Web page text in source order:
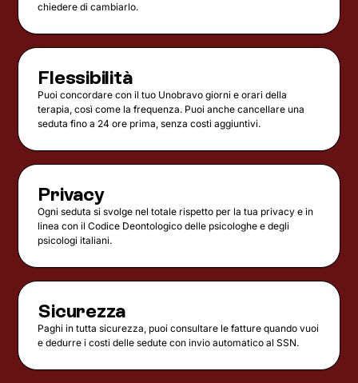
chiedere di cambiarlo.
Flessibilità
Puoi concordare con il tuo Unobravo giorni e orari della
terapia, così come la frequenza. Puoi anche cancellare una
seduta fino a 24 ore prima, senza costi aggiuntivi.
Privacy
Ogni seduta si svolge nel totale rispetto per la tua privacy e in
linea con il Codice Deontologico delle psicologhe e degli
psicologi italiani.
Sicurezza
Paghi in tutta sicurezza, puoi consultare le fatture quando vuoi
e dedurre i costi delle sedute con invio automatico al SSN.